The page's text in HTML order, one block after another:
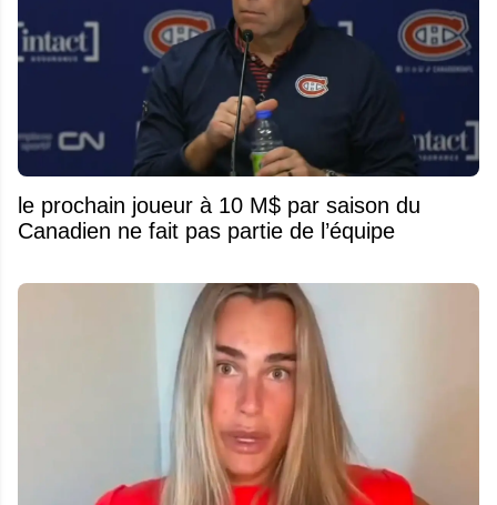
le prochain joueur à 10 M$ par saison du
Canadien ne fait pas partie de l’équipe